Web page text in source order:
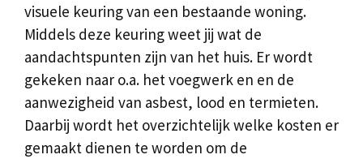
visuele keuring van een bestaande woning.
Middels deze keuring weet jij wat de
aandachtspunten zijn van het huis. Er wordt
gekeken naar o.a. het voegwerk en en de
aanwezigheid van asbest, lood en termieten.
Daarbij wordt het overzichtelijk welke kosten er
gemaakt dienen te worden om de